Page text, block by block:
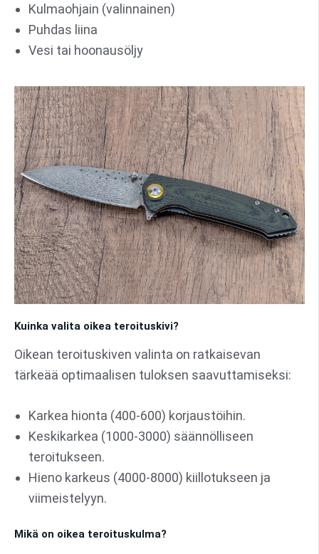
Kulmaohjain (valinnainen)
Puhdas liina
Vesi tai hoonausöljy
Kuinka valita oikea teroituskivi?
Oikean teroituskiven valinta on ratkaisevan
tärkeää optimaalisen tuloksen saavuttamiseksi:
Karkea hionta (400-600) korjaustöihin.
Keskikarkea (1000-3000) säännölliseen
teroitukseen.
Hieno karkeus (4000-8000) kiillotukseen ja
viimeistelyyn.
Mikä on oikea teroituskulma?